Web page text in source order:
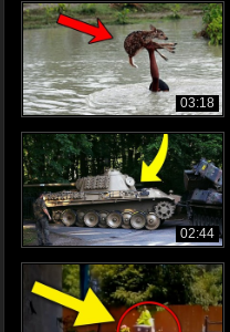
03:18
02:44